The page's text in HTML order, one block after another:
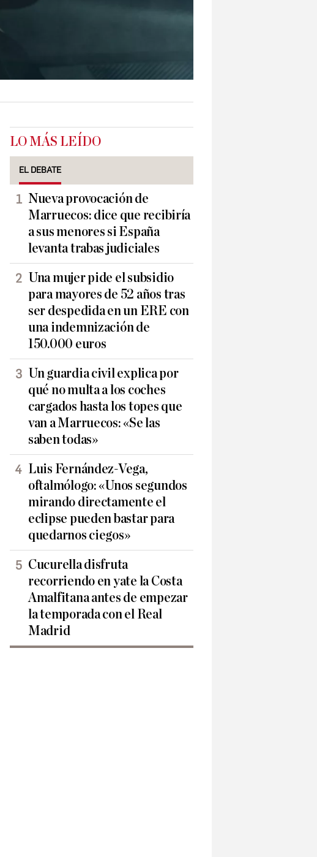
LO MÁS LEÍDO
EL DEBATE
Nueva provocación de
Marruecos: dice que recibiría
a sus menores si España
levanta trabas judiciales
Una mujer pide el subsidio
para mayores de 52 años tras
ser despedida en un ERE con
una indemnización de
150.000 euros
Un guardia civil explica por
qué no multa a los coches
cargados hasta los topes que
van a Marruecos: «Se las
saben todas»
Luis Fernández-Vega,
oftalmólogo: «Unos segundos
mirando directamente el
eclipse pueden bastar para
quedarnos ciegos»
Cucurella disfruta
recorriendo en yate la Costa
Amalfitana antes de empezar
la temporada con el Real
Madrid